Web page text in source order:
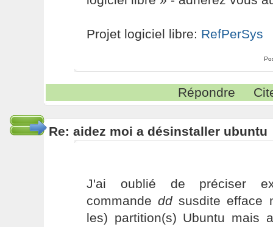
Projet logiciel libre: RefPerSys
Répondre
Re: aidez moi a désinstaller ubuntu
J'ai oublié de préciser
commande ddsusdite efface
les) partition(s) Ubuntu mais